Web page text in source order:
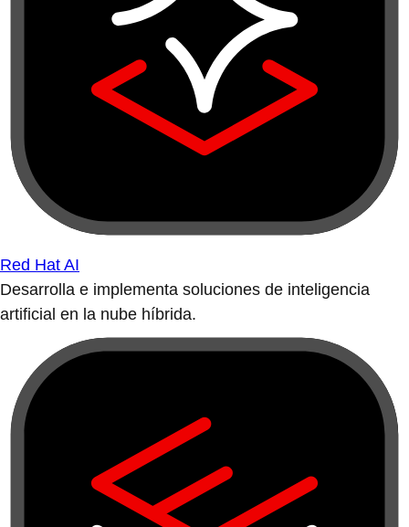
Red Hat AI
Desarrolla e implementa soluciones de inteligencia
artificial en la nube híbrida.